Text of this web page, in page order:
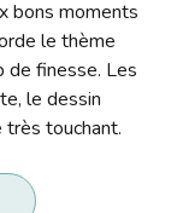
bons moments
le thème
de finesse. Les
le dessin
très touchant.